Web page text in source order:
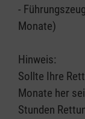
-
Monate)
Hinweis:
Sollte Ihre
Monate her
Stunden